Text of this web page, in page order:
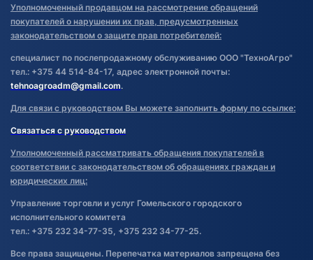
Уполномоченный продавцом на рассмотрение обращений
покупателей о нарушении их прав, предусмотренных
законодательством о защите прав потребителей:
специалист по послепродажному обслуживанию ООО "ТехноАгро"
тел.: +375 44 514-84-17, адрес электронной почты:
tehnoagroadm@gmail.com.
Для связи с руководством Вы можете заполнить форму по ссылке:
Связаться с руководством
Уполномоченный рассматривать обращения покупателей в
соответствии с законодательством об обращениях граждан и
юридических лиц:
Управление торговли и услуг Гомельского городского
исполнительного комитета
тел.: +375 232 34-77-35, +375 232 34-77-25.
Все права защищены. Перепечатка материалов запрещена без